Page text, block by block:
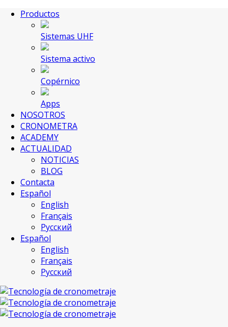
Productos
Sistemas UHF
Sistema activo
Copérnico
Apps
NOSOTROS
CRONOMETRA
ACADEMY
ACTUALIDAD
NOTICIAS
BLOG
Contacta
Español
English
Français
Русский
Español
English
Français
Русский